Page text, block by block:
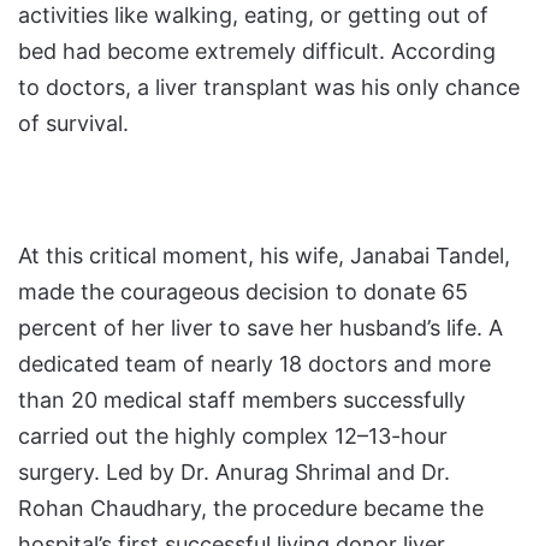
activities like walking, eating, or getting out of
bed had become extremely difficult. According
to doctors, a liver transplant was his only chance
of survival.
At this critical moment, his wife, Janabai Tandel,
made the courageous decision to donate 65
percent of her liver to save her husband’s life. A
dedicated team of nearly 18 doctors and more
than 20 medical staff members successfully
carried out the highly complex 12–13-hour
surgery. Led by Dr. Anurag Shrimal and Dr.
Rohan Chaudhary, the procedure became the